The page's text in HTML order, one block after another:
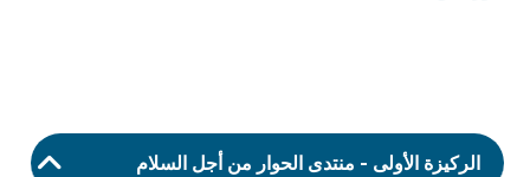
الركيزة الأولى - منتدى الحوار من أجل السلام